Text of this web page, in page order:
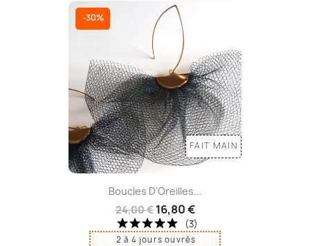
Boucles D'Oreilles...
24,00 € 16,80 €
(3)
2 à 4 jours ouvrés
FAIT MAIN
-30%